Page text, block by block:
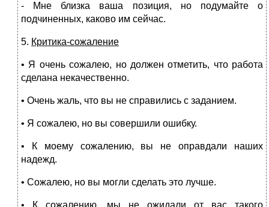
- Мне близка ваша позиция, но подумайте о
подчиненных, ка­ково им сейчас.
5. Критика-сожаление
• Я очень сожалею, но должен отметить, что работа
сделана некачественно.
• Очень жаль, что вы не справились с заданием.
• Я сожалею, но вы совершили ошибку.
• К моему сожалению, вы не оправдали наших
надежд.
• Сожалею, но вы могли сделать это лучше.